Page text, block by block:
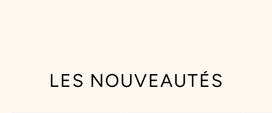
LES NOUVEAUTÉS